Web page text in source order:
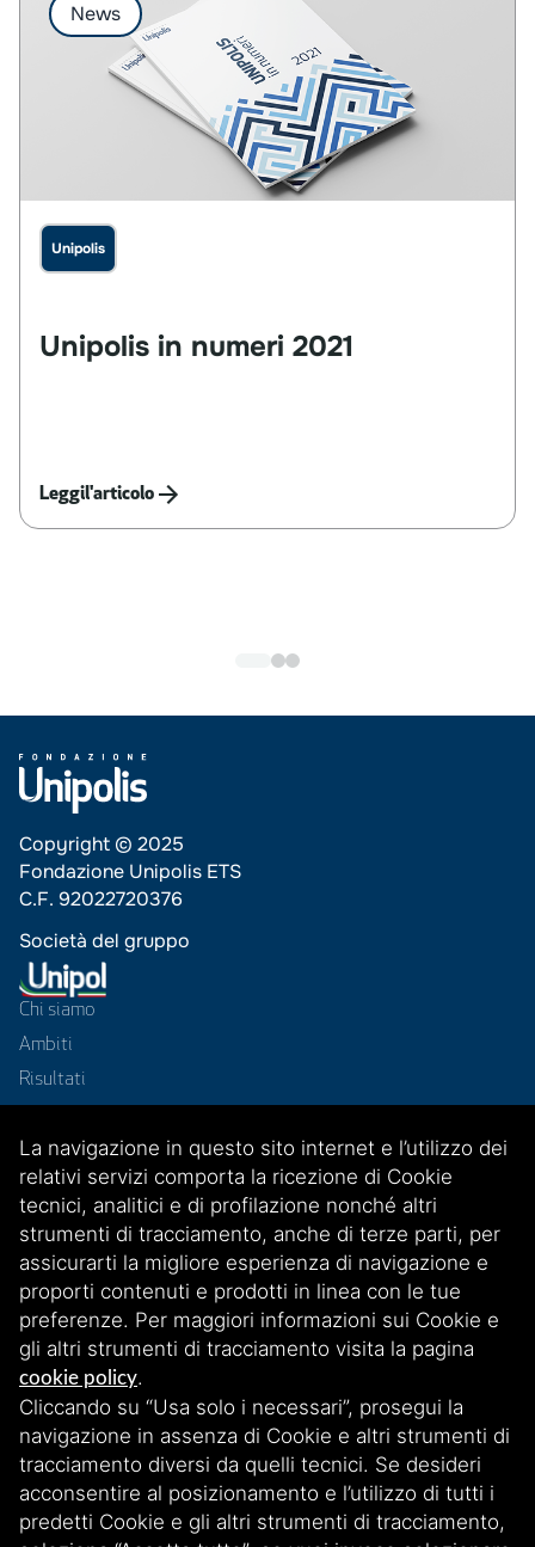
News
Unipolis
Unipolis in numeri 2021
Leggil'articolo
Copyright © 2025
Fondazione Unipolis ETS
C.F. 92022720376
Società del gruppo
Chi siamo
Ambiti
Risultati
News
Contatti
Reti
Iscriviti alla nostra newsletter
Scopri le nostre storie, iniziative e aggiornamenti esclusivi. Rimani
connesso iscrivendoti!
La navigazione in questo sito internet e l’utilizzo dei
relativi servizi comporta la ricezione di Cookie
tecnici, analitici e di profilazione nonché altri
strumenti di tracciamento, anche di terze parti, per
assicurarti la migliore esperienza di navigazione e
proporti contenuti e prodotti in linea con le tue
preferenze. Per maggiori informazioni sui Cookie e
gli altri strumenti di tracciamento visita la pagina
cookie policy.
Cliccando su “Usa solo i necessari”, prosegui la
navigazione in assenza di Cookie e altri strumenti di
tracciamento diversi da quelli tecnici. Se desideri
acconsentire al posizionamento e l’utilizzo di tutti i
predetti Cookie e gli altri strumenti di tracciamento,